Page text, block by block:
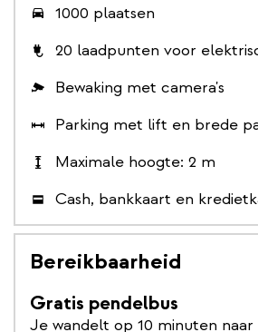
1000 plaatsen
20 laadpunten voor
Bewaking met camera's
Parking met lift en brede
Maximale hoogte: 2 m
Cash, bankkaart en
Bereikbaarheid
Gratis pendelbus
Je wandelt op 10 minuten